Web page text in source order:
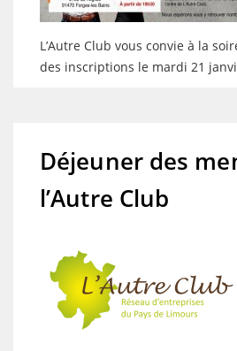
L’Autre Club vous convie à la
des inscriptions le mardi 21
Déjeuner des
l’Autre Club